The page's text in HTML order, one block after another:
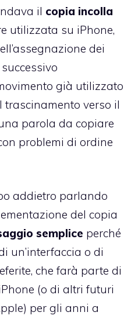
il copia incolla
utilizzata su iPhone,
dei
già utilizzato
trascinamento verso il
parola da copiare
problemi di ordine
addietro parlando
del copia
semplice perché
un’interfaccia o di
che farà parte di
(o di altri futuri
per gli anni a